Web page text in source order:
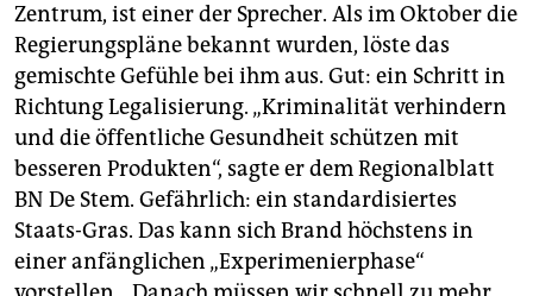
Zentrum, ist einer der Sprecher. Als im Oktober die
Regierungspläne bekannt wurden, löste das
gemischte Gefühle bei ihm aus. Gut: ein Schritt in
Richtung Legalisierung. „Kriminalität verhindern
und die öffentliche Gesundheit schützen mit
besseren Produkten“, sagte er dem Regionalblatt
BN De Stem. Gefährlich: ein standardisiertes
Staats-Gras. Das kann sich Brand höchstens in
einer anfänglichen „Experimenierphase“